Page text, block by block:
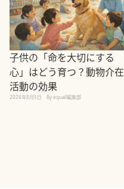
子供の「命を大切にする
心」はどう育つ？動物介在
活動の効果
2026年8月5日 By equall編集部